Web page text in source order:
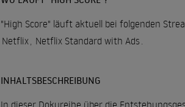
"High Score" läuft aktuell bei folgenden
Netflix
Netflix Standard with Ads
INHALTSBESCHREIBUNG
In dieser Dokureihe über die